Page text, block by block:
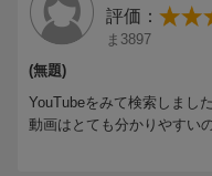
フードについては
えぇ～って思う方も
たくさんいると思います
評価：
ま3897
(無題)
YouTubeをみて検索しました
動画はとても分かりやすい